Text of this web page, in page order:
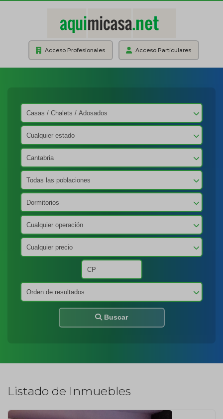
Acceso Profesionales Acceso Particulares
Buscar
Listado de Inmuebles